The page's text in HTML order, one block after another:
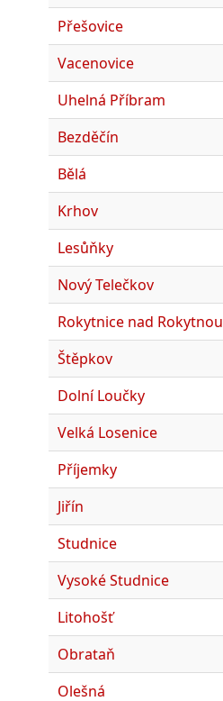
Přešovice
Vacenovice
Uhelná Příbram
Bezděčín
Bělá
Krhov
Lesůňky
Nový Telečkov
Rokytnice nad Rokytnou
Štěpkov
Dolní Loučky
Velká Losenice
Příjemky
Jiřín
Studnice
Vysoké Studnice
Litohošť
Obrataň
Olešná